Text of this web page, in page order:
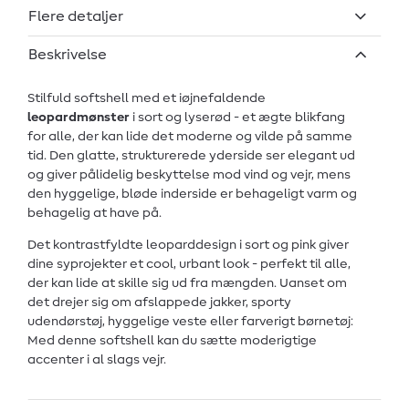
Flere detaljer
Beskrivelse
Stilfuld softshell med et iøjnefaldende
leopardmønster i sort og lyserød - et ægte blikfang
for alle, der kan lide det moderne og vilde på samme
tid. Den glatte, strukturerede yderside ser elegant ud
og giver pålidelig beskyttelse mod vind og vejr, mens
den hyggelige, bløde inderside er behageligt varm og
behagelig at have på.
Det kontrastfyldte leoparddesign i sort og pink giver
dine syprojekter et cool, urbant look - perfekt til alle,
der kan lide at skille sig ud fra mængden. Uanset om
det drejer sig om afslappede jakker, sporty
udendørstøj, hyggelige veste eller farverigt børnetøj:
Med denne softshell kan du sætte moderigtige
accenter i al slags vejr.